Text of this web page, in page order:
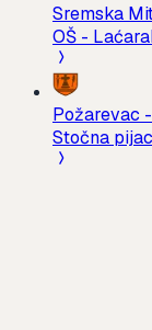
Sremska
OŠ -
Požarevac -
Stočna